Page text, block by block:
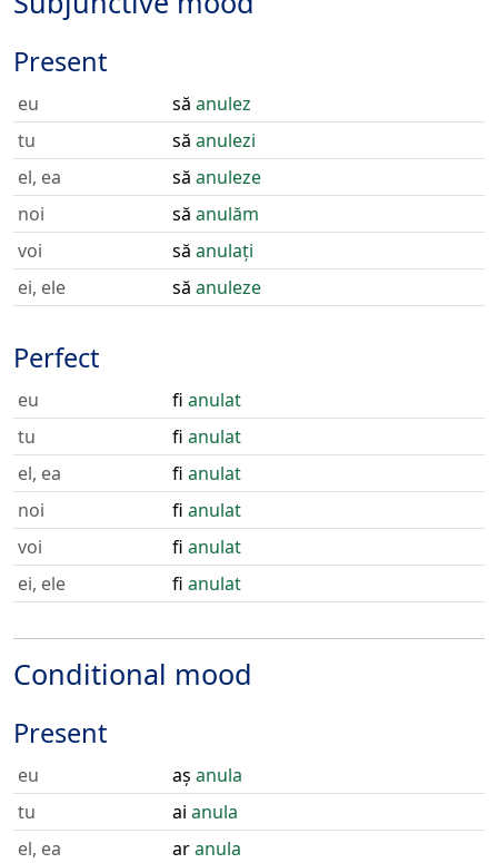
Present
eu să anulez
tu
să anulezi
el, ea
să anuleze
noi
să anulăm
voi
să anulați
ei, ele
să anuleze
Perfect
eu fi anulat
tu
fi anulat
el, ea
fi anulat
noi
fi anulat
voi
fi anulat
ei, ele
fi anulat
Conditional mood
Present
eu aș anula
tu
ai anula
el, ea
aranula